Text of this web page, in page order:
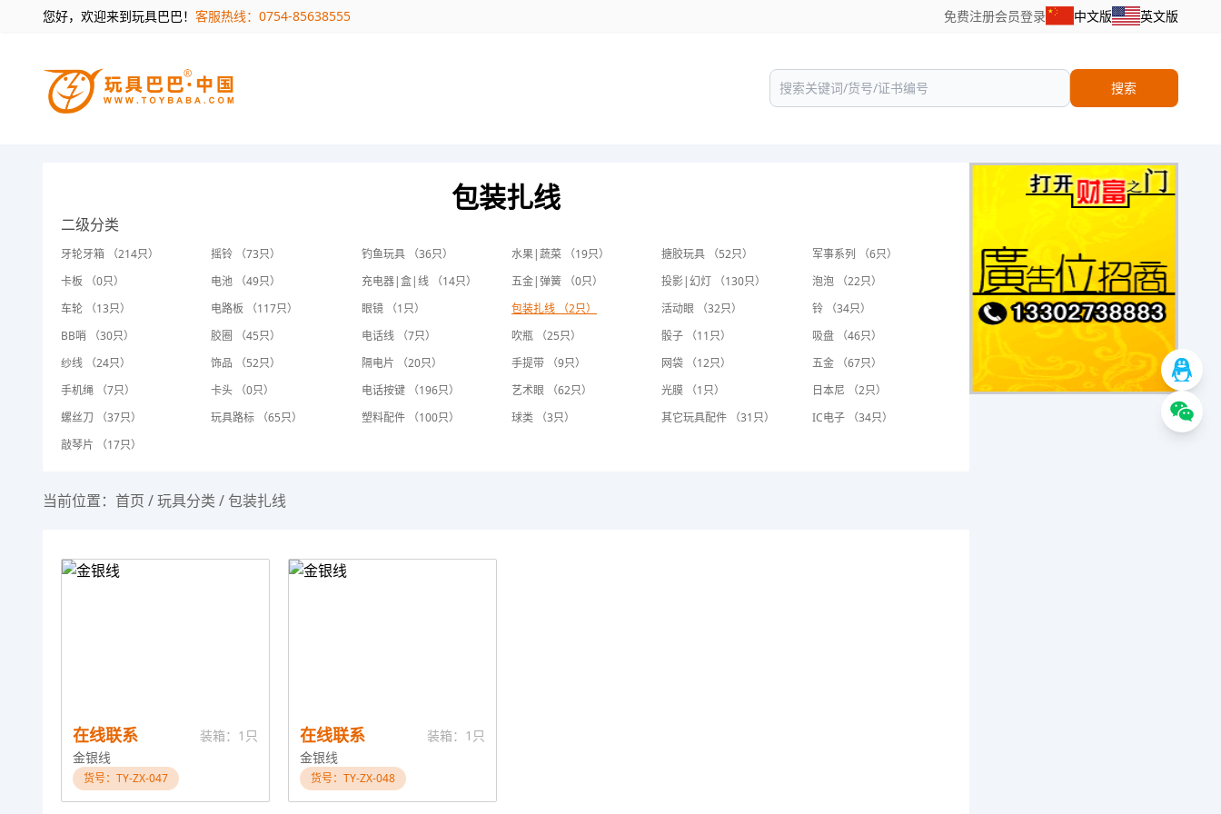
您好，欢迎来到玩具巴巴！ 客服热线：0754-85638555 免费注册会员登录 中文版 英文版
搜索
包装扎线
二级分类
牙轮牙箱 （214只） 摇铃 （73只） 钓鱼玩具 （36只） 水果|蔬菜 （19只） 搪胶玩具 （52只）
军事系列 （6只）
卡板 （0只）
电池 （49只） 充电器|盒|线 （14只） 五金|弹簧 （0只） 投影|幻灯 （130只）
泡泡 （22只）
车轮 （13只）
电路板 （117只） 眼镜 （1只） 包装扎线 （2只） 活动眼 （32只）
铃 （34只）
BB哨 （30只）
胶圈 （45只） 电话线 （7只） 吹瓶 （25只） 骰子 （11只）
吸盘 （46只）
纱线 （24只）
饰品 （52只） 隔电片 （20只） 手提带 （9只） 网袋 （12只）
五金 （67只）
手机绳 （7只）
卡头 （0只） 电话按键 （196只） 艺术眼 （62只） 光膜 （1只）
日本尼 （2只）
螺丝刀 （37只）
玩具路标 （65只） 塑料配件 （100只） 球类 （3只） 其它玩具配件 （31只）
IC电子 （34只）
敲琴片 （17只）
当前位置： 首页 /玩具分类 /包装扎线
在线联系
装箱：1只
金银线
货号：TY-ZX-047
在线联系
装箱：1只
金银线
货号：TY-ZX-048